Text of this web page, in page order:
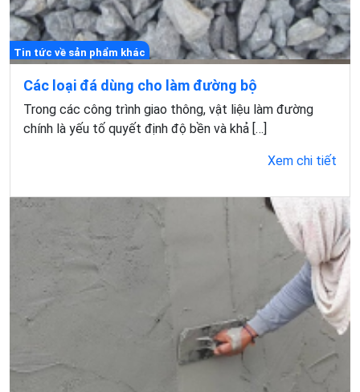
Tin tức về sản phẩm khác
Các loại đá dùng cho làm đường bộ
Trong các công trình giao thông, vật liệu làm đường
chính là yếu tố quyết định độ bền và khả […]
Xem chi tiết